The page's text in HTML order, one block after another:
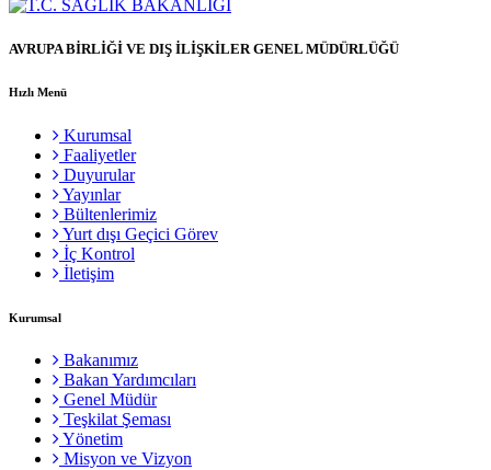
AVRUPA BİRLİĞİ VE DIŞ İLİŞKİLER GENEL MÜDÜRLÜĞÜ
Hızlı Menü
Kurumsal
Faaliyetler
Duyurular
Yayınlar
Bültenlerimiz
Yurt dışı Geçici Görev
İç Kontrol
İletişim
Kurumsal
Bakanımız
Bakan Yardımcıları
Genel Müdür
Teşkilat Şeması
Yönetim
Misyon ve Vizyon